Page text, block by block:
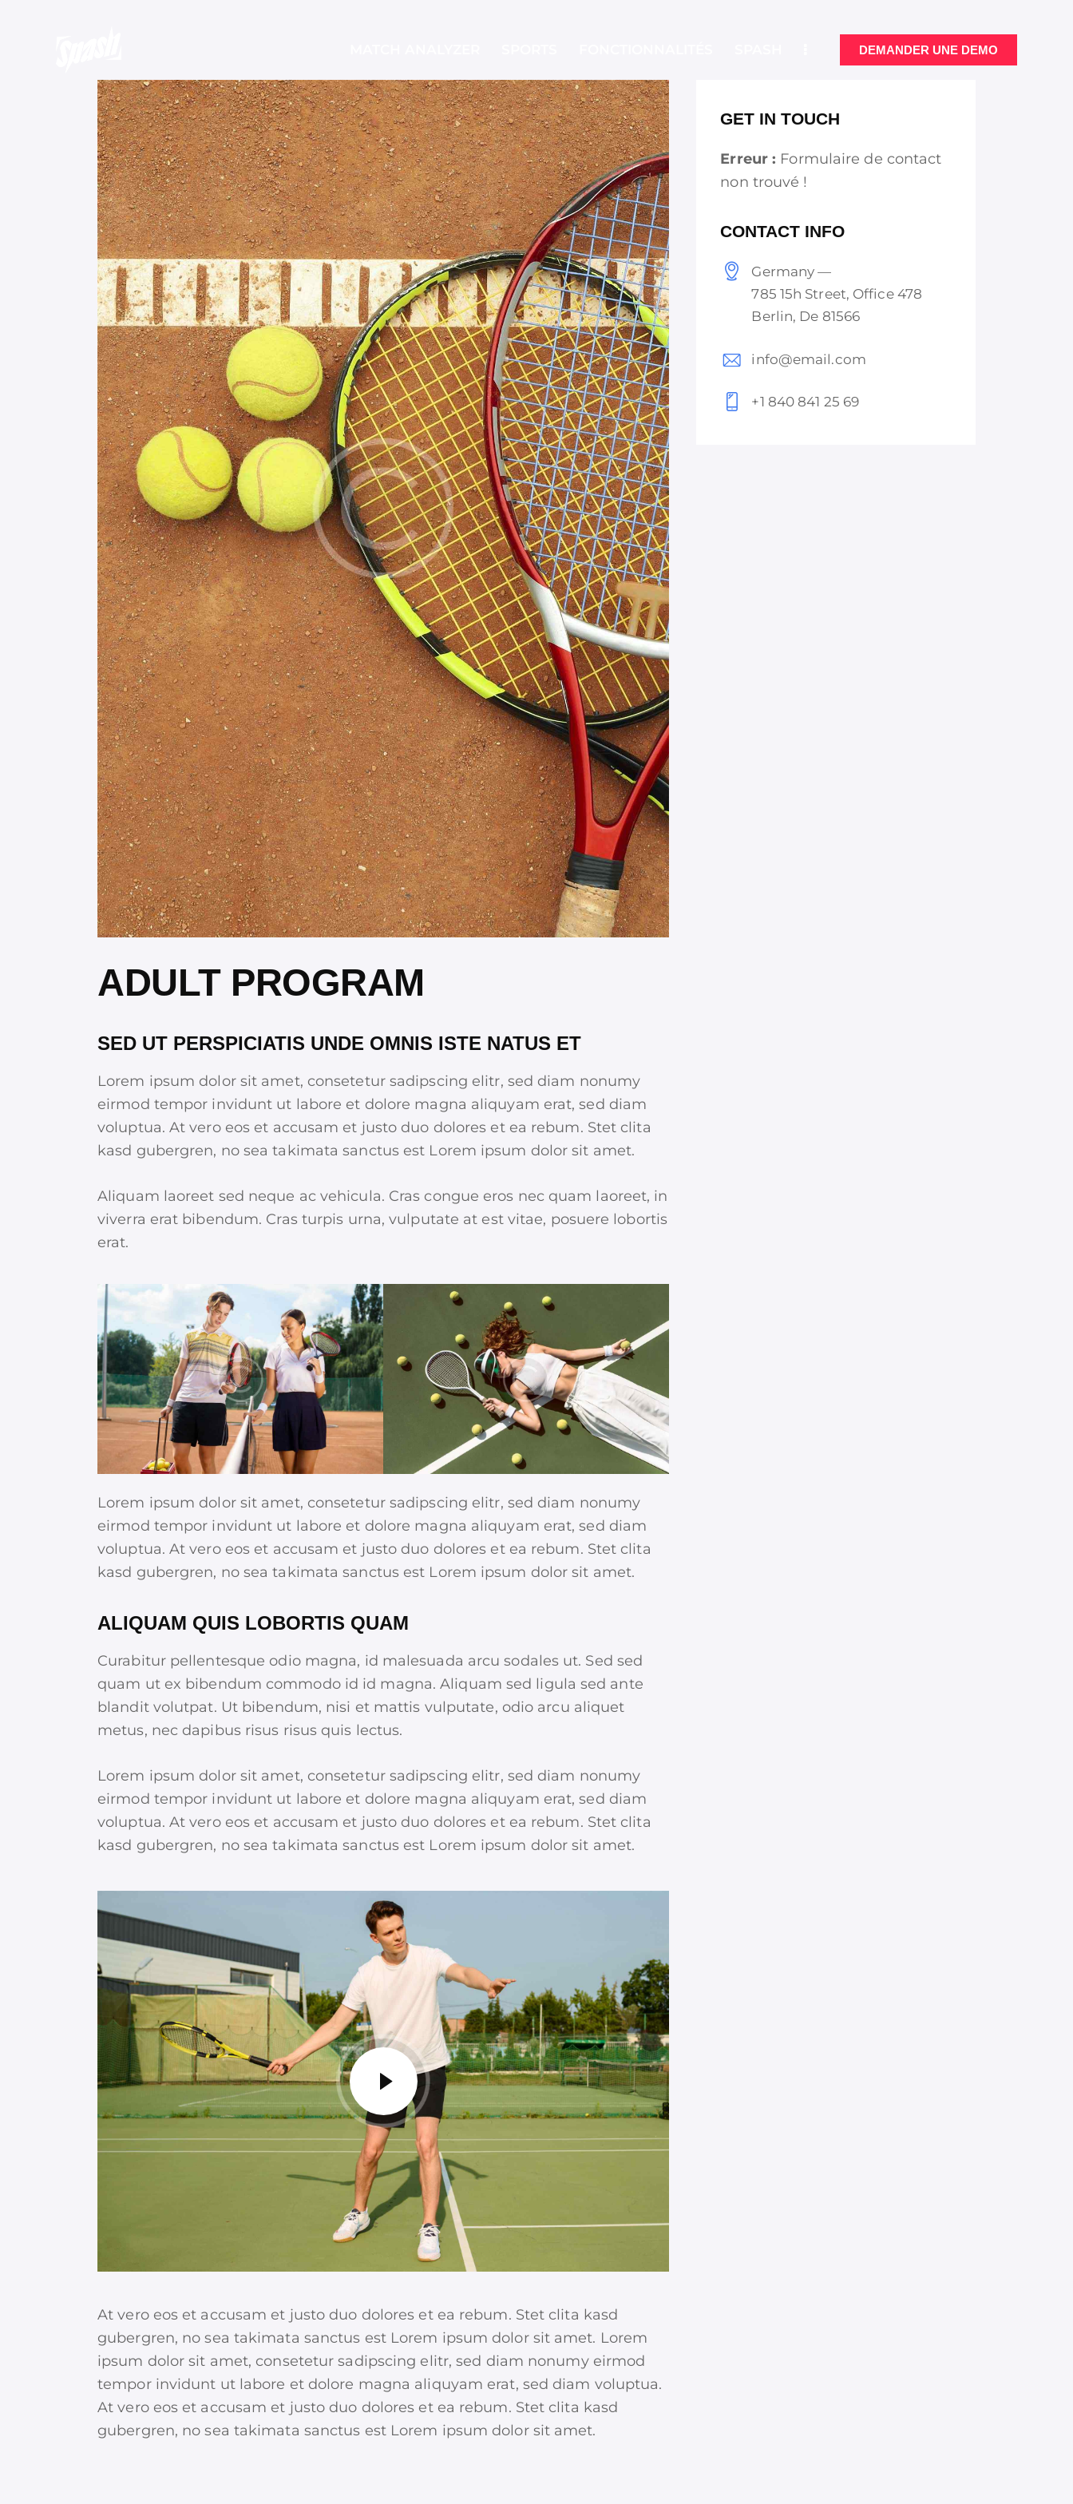
DEMANDER UNE DEMO
MATCH ANALYZER SPORTS
ADULT PROGRAM
SED UT PERSPICIATIS UNDE OMNIS ISTE NATUS ET
Lorem ipsum dolor sit amet, consetetur sadipscing elitr, sed diam nonumy
eirmod tempor invidunt ut labore et dolore magna aliquyam erat, sed diam
voluptua. At vero eos et accusam et justo duo dolores et ea rebum. Stet clita
kasd gubergren, no sea takimata sanctus est Lorem ipsum dolor sit amet.
Aliquam laoreet sed neque ac vehicula. Cras congue eros nec quam laoreet, in
viverra erat bibendum. Cras turpis urna, vulputate at est vitae, posuere lobortis
erat.
Lorem ipsum dolor sit amet, consetetur sadipscing elitr, sed diam nonumy
eirmod tempor invidunt ut labore et dolore magna aliquyam erat, sed diam
voluptua. At vero eos et accusam et justo duo dolores et ea rebum. Stet clita
kasd gubergren, no sea takimata sanctus est Lorem ipsum dolor sit amet.
ALIQUAM QUIS LOBORTIS QUAM
Curabitur pellentesque odio magna, id malesuada arcu sodales ut. Sed sed
quam ut ex bibendum commodo id id magna. Aliquam sed ligula sed ante
blandit volutpat. Ut bibendum, nisi et mattis vulputate, odio arcu aliquet
metus, nec dapibus risus risus quis lectus.
Lorem ipsum dolor sit amet, consetetur sadipscing elitr, sed diam nonumy
eirmod tempor invidunt ut labore et dolore magna aliquyam erat, sed diam
voluptua. At vero eos et accusam et justo duo dolores et ea rebum. Stet clita
kasd gubergren, no sea takimata sanctus est Lorem ipsum dolor sit amet.
At vero eos et accusam et justo duo dolores et ea rebum. Stet clita kasd
gubergren, no sea takimata sanctus est Lorem ipsum dolor sit amet. Lorem
ipsum dolor sit amet, consetetur sadipscing elitr, sed diam nonumy eirmod
tempor invidunt ut labore et dolore magna aliquyam erat, sed diam voluptua.
At vero eos et accusam et justo duo dolores et ea rebum. Stet clita kasd
gubergren, no sea takimata sanctus est Lorem ipsum dolor sit amet.
GET IN TOUCH
Erreur : Formulaire de contact
non trouvé !
CONTACT INFO
Germany —
785 15h Street, Office 478
Berlin, De 81566
info@email.com
+1 840 841 25 69